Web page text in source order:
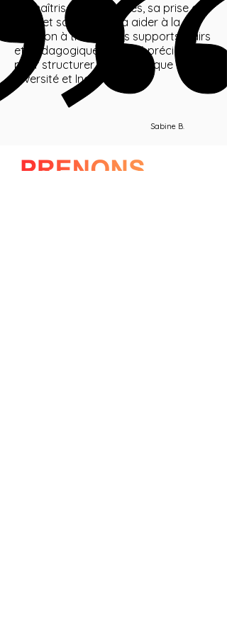
Sa maîtrise des données, sa prise de
recul et sa capacité à aider à la
décision à travers des supports clairs
et pédagogiques ont été précieux
pour structurer notre politique de
Diversité et Inclusion !
Sabine B.